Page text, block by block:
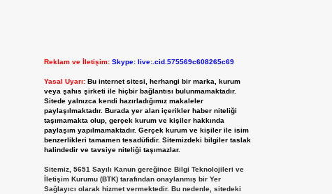
Reklam ve İletişim: Skype: live:.cid.575569c608265c69
Yasal Uyarı: Bu internet sitesi, herhangi bir marka, kurum
veya şahıs şirketi ile hiçbir bağlantısı bulunmamaktadır.
Sitede yalnızca kendi hazırladığımız makaleler
paylaşılmaktadır. Burada yer alan içerikler haber niteliği
taşımamakta olup, gerçek kurum ve kişiler hakkında
paylaşım yapılmamaktadır. Gerçek kurum ve kişiler ile isim
benzerlikleri tamamen tesadüfidir. Sitemizdeki bilgiler taslak
halindedir ve tavsiye niteliği taşımazlar.
Sitemiz, 5651 Sayılı Kanun gereğince Bilgi Teknolojileri ve
İletişim Kurumu (BTK) tarafından onaylanmış bir Yer
Sağlayıcı olarak hizmet vermektedir. Bu nedenle, sitedeki